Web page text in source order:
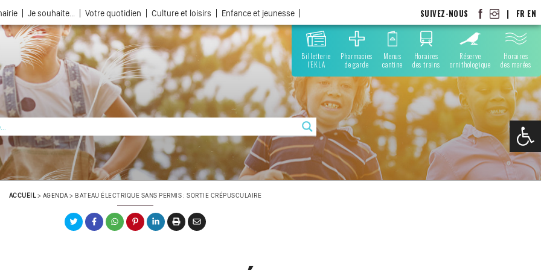
Je souhaite... Votre quotidien Culture et loisirs Enfance et jeunesse SUIVEZ-NOUS | FR EN
Billetterie
l'EKLA
Pharmacies
de garde
Menus
cantine
Horaires
des trains
Réserve
ornithologique
Horaires
des marées
ACCUEIL> AGENDA > BATEAU ÉLECTRIQUE SANS PERMIS : SORTIE CRÉPUSCULAIRE
Ouvrir